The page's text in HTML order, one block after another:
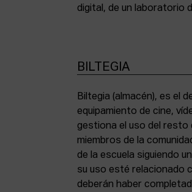
digital, de un laboratorio
BILTEGIA
Biltegia (almacén), es el
equipamiento de cine,
gestiona el uso del resto
miembros de la
de la escuela siguiendo
su uso esté relacionado
deberán haber
los equipos y cumplir con